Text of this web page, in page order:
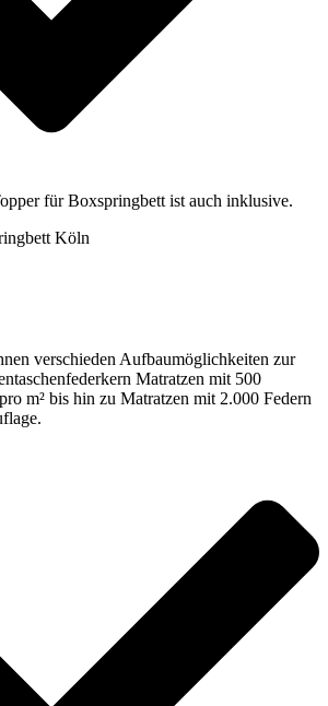
für Boxspringbett ist auch inklusive.
verschieden Aufbaumöglichkeiten zur
Matratzen mit 500
m² bis hin zu Matratzen mit 2.000 Federn